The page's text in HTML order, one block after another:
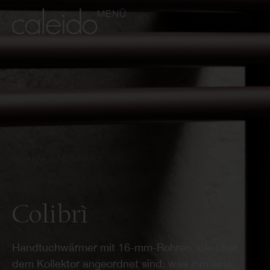
MENÜ
Colibrì
Handtuchwärmer mit 16-mm-Rohren, die über
dem Kollektor angeordnet sind, was ihm eine